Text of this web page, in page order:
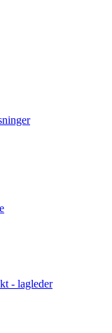
- lagleder